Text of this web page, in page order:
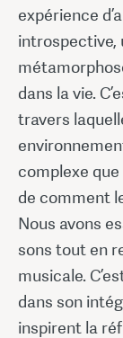
expérience
introspective,
dans la vie.
travers
complexe
de comment
Nous avons
sons tout en
musicale.
dans son
inspirent la